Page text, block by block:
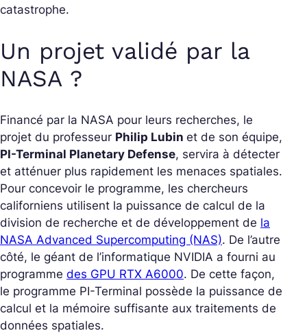
catastrophe.
Un projet validé par la
NASA ?
Financé par la NASA pour leurs recherches, le
projet du professeur Philip Lubin et de son équipe,
PI-Terminal Planetary Defense, servira à détecter
et atténuer plus rapidement les menaces spatiales.
Pour concevoir le programme, les chercheurs
californiens utilisent la puissance de calcul de la
division de recherche et de développement de la
NASA Advanced Supercomputing (NAS). De l’autre
côté, le géant de l’informatique NVIDIA a fourni au
programme des GPU RTX A6000. De cette façon,
le programme PI-Terminal possède la puissance de
calcul et la mémoire suffisante aux traitements de
données spatiales.